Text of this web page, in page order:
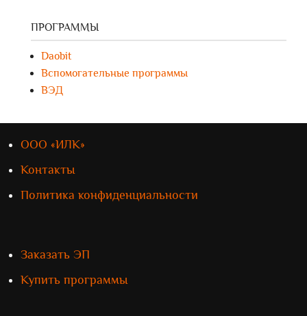
ПРОГРАММЫ
Daobit
Вспомогательные программы
ВЭД
ООО «ИЛК»
Контакты
Политика конфиденциальности
Заказать ЭП
Купить программы